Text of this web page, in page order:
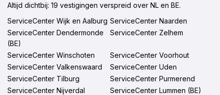
Altijd dichtbij: 19 vestigingen verspreid over NL en BE.
ServiceCenter Wijk en Aalburg ServiceCenter Naarden
ServiceCenter Dendermonde
(BE)
ServiceCenter Zelhem
ServiceCenter Winschoten
ServiceCenter Voorhout
ServiceCenter Valkenswaard
ServiceCenter Uden
ServiceCenter Tilburg
ServiceCenter Purmerend
ServiceCenter Nijverdal
ServiceCenter Lummen (BE)